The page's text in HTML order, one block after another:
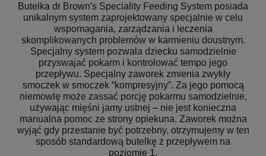
Butelka dr Brown′s Speciality Feeding System posiada
unikalnym system zaprojektowany specjalnie w celu
wspomagania, zarządzania i leczenia
skomplikowanych problemów w karmieniu doustnym.
Specjalny system pozwala dziecku samodzielnie
przyswajać pokarm i kontrolować tempo jego
przepływu. Specjalny zaworek zmienia zwykły
smoczek w smoczek “kompresyjny”. Za jego pomocą
niemowlę może zassać porcję pokarmu samodzielnie,
używając mięśni jamy ustnej – nie jest konieczna
manualna pomoc ze strony opiekuna. Zaworek można
wyjąć gdy przestanie być potrzebny, otrzymujemy w ten
sposób standardową butelkę z przepływem na
poziomie 1.